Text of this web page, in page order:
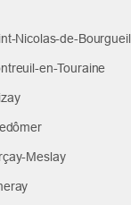
Nicolas-de-Bourgueil
en-Touraine
Meslay